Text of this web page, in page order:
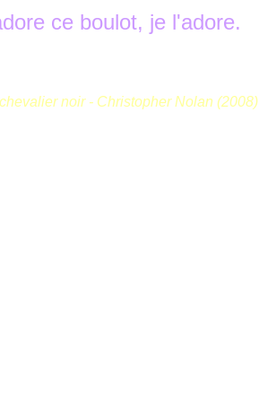
ce boulot, je l'adore.
noir - Christopher Nolan (2008)